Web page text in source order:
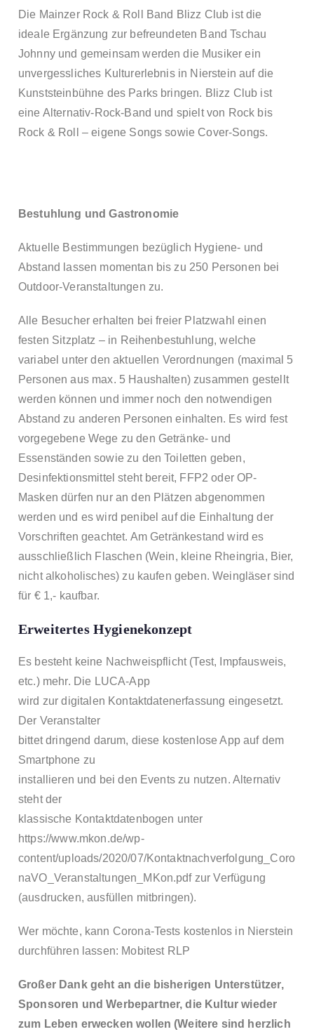
Die Mainzer Rock & Roll Band Blizz Club ist die
ideale Ergänzung zur befreundeten Band Tschau
Johnny und gemeinsam werden die Musiker ein
unvergessliches Kulturerlebnis in Nierstein auf die
Kunststeinbühne des Parks bringen. Blizz Club ist
eine Alternativ-Rock-Band und spielt von Rock bis
Rock & Roll – eigene Songs sowie Cover-Songs.
Bestuhlung und Gastronomie
Aktuelle Bestimmungen bezüglich Hygiene- und
Abstand lassen momentan bis zu 250 Personen bei
Outdoor-Veranstaltungen zu.
Alle Besucher erhalten bei freier Platzwahl einen
festen Sitzplatz – in Reihenbestuhlung, welche
variabel unter den aktuellen Verordnungen (maximal 5
Personen aus max. 5 Haushalten) zusammen gestellt
werden können und immer noch den notwendigen
Abstand zu anderen Personen einhalten. Es wird fest
vorgegebene Wege zu den Getränke- und
Essenständen sowie zu den Toiletten geben,
Desinfektionsmittel steht bereit, FFP2 oder OP-
Masken dürfen nur an den Plätzen abgenommen
werden und es wird penibel auf die Einhaltung der
Vorschriften geachtet. Am Getränkestand wird es
ausschließlich Flaschen (Wein, kleine Rheingria, Bier,
nicht alkoholisches) zu kaufen geben. Weingläser sind
für € 1,- kaufbar.
Erweitertes Hygienekonzept
Es besteht keine Nachweispflicht (Test, Impfausweis,
etc.) mehr. Die LUCA-App
wird zur digitalen Kontaktdatenerfassung eingesetzt.
Der Veranstalter
bittet dringend darum, diese kostenlose App auf dem
Smartphone zu
installieren und bei den Events zu nutzen. Alternativ
steht der
klassische Kontaktdatenbogen unter
https://www.mkon.de/wp-
content/uploads/2020/07/Kontaktnachverfolgung_Coro
naVO_Veranstaltungen_MKon.pdfzur Verfügung
(ausdrucken, ausfüllen mitbringen).
Wer möchte, kann Corona-Tests kostenlos in Nierstein
durchführen lassen: Mobitest RLP
Großer Dank geht an die bisherigen Unterstützer,
Sponsoren und Werbepartner, die Kultur wieder
zum Leben erwecken wollen (Weitere sind herzlich